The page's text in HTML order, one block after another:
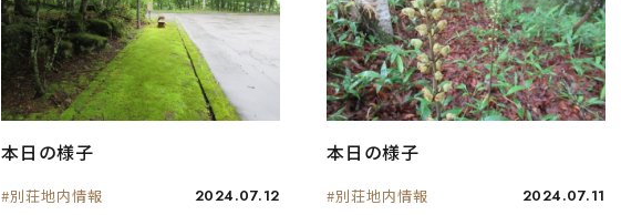
本日の様子
#別荘地内情報 2024.07.12
本日の様子
#別荘地内情報 2024.07.11